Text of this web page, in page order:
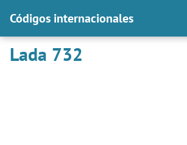
Códigos internacionales
Lada 732